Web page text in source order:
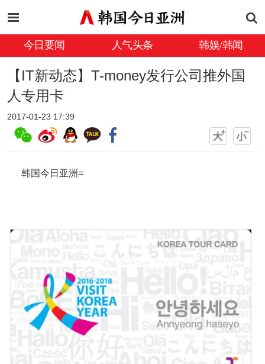
今日要闻 人气头条 韩娱/韩闻
【IT新动态】T-money发行公司推外国
人专用卡
2017-01-23 17:39
韩国今日亚洲=